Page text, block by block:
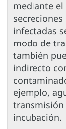
mediante
infectadas
modo de
también
indirecto
ejemplo,
transmisión
incubación.